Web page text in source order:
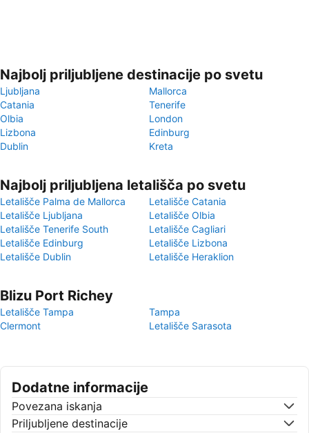
Najbolj priljubljene destinacije po svetu
Ljubljana
Mallorca
Catania
Tenerife
Olbia
London
Lizbona
Edinburg
Dublin
Kreta
Najbolj priljubljena letališča po svetu
Letališče Palma de Mallorca
Letališče Catania
Letališče Ljubljana
Letališče Olbia
Letališče Tenerife South
Letališče Cagliari
Letališče Edinburg
Letališče Lizbona
Letališče Dublin
Letališče Heraklion
Blizu Port Richey
Letališče Tampa
Tampa
Clermont
Letališče Sarasota
Dodatne informacije
Povezana iskanja
Priljubljene destinacije